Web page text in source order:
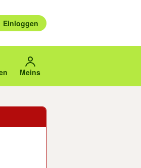
Einloggen
auswählen.
mit den Pfeiltasten nach oben/
Meins